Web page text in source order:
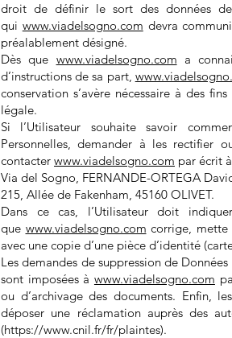
droit de définir le sort des données
qui www.viadelsogno.com devra
préalablement désigné.
Dès que www.viadelsogno.com a
d’instructions de sa part,
conservation s’avère nécessaire à des
légale.
Si l’Utilisateur souhaite savoir
Personnelles, demander à les rectifier
contacter www.viadelsogno.com par écrit
Via del Sogno, FERNANDE-ORTEGA
215, Allée de Fakenham, 45160 OLIVET.
Dans ce cas, l’Utilisateur doit
que www.viadelsogno.com corrige, mette
avec une copie d’une pièce d’identité
Les demandes de suppression de
sont imposées à www.viadelsogno.com
ou d’archivage des documents. Enfin,
déposer une réclamation auprès des
(https://www.cnil.fr/fr/plaintes).